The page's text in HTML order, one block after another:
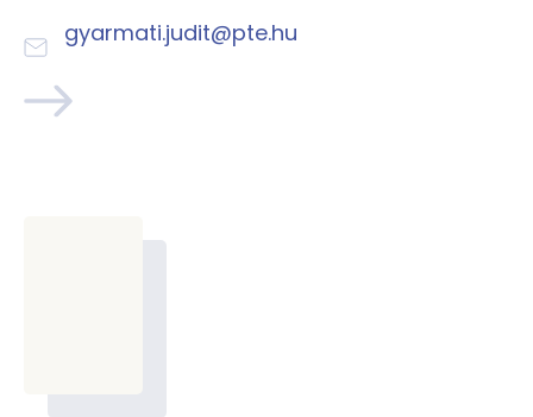
gyarmati.judit@pte.hu